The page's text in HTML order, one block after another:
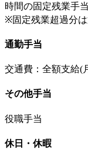
時間の固定残業手
※固定残業超過分は
通勤手当
交通費：全額支給(
その他手当
役職手当
休日・休暇